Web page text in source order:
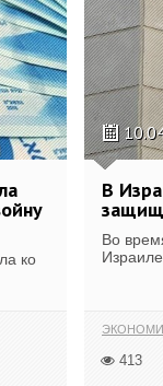
ко
В
Во
413